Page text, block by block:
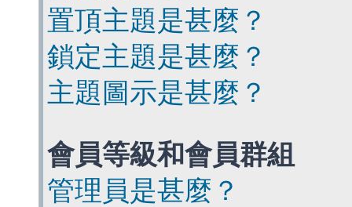
置頂主題是甚麼？
鎖定主題是甚麼？
主題圖示是甚麼？
會員等級和會員群組
管理員是甚麼？